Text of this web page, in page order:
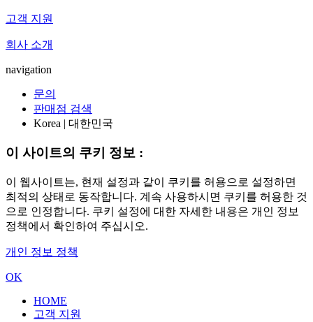
고객 지원
회사 소개
navigation
문의
판매점 검색
Korea | 대한민국
이 사이트의 쿠키 정보 :
이 웹사이트는, 현재 설정과 같이 쿠키를 허용으로 설정하면
최적의 상태로 동작합니다. 계속 사용하시면 쿠키를 허용한 것
으로 인정합니다. 쿠키 설정에 대한 자세한 내용은 개인 정보
정책에서 확인하여 주십시오.
개인 정보 정책
OK
HOME
고객 지원